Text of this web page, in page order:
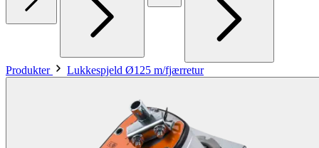
Produkter Lukkespjeld Ø125 m/fjærretur